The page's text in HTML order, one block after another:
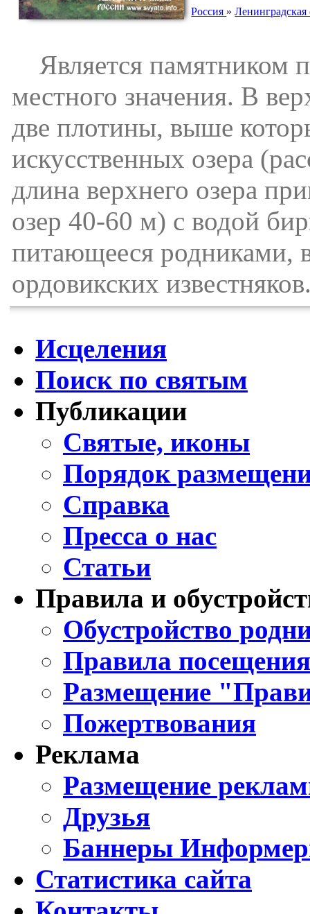
Россия »Ленинградская
Является памятником
местного значения. В
две плотины, выше
искусственных озера
длина верхнего озера
озер 40-60 м) с водой
питающееся родниками,
ордовикских
Исцеления
Поиск по святым
Публикации
Святые, иконы
Порядок
Справка
Пресса о нас
Статьи
Правила и
Обустройство
Правила
Размещение
Пожертвования
Реклама
Размещение
Друзья
Баннеры
Статистика сайта